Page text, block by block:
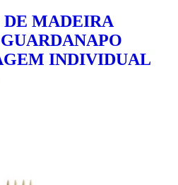
MADEIRA
INDIVIDUAL